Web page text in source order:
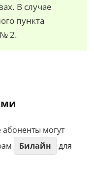
В случае
пункта
№ 2.
абоненты могут
Билайн
для